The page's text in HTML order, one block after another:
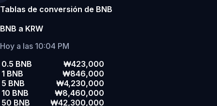
Tablas de conversión de BNB
BNB a KRW
Hoy a las 10:04 PM
0.5 BNB
₩423,000
1 BNB
₩846,000
5 BNB
₩4,230,000
10 BNB
₩8,460,000
50 BNB
₩42,300,000